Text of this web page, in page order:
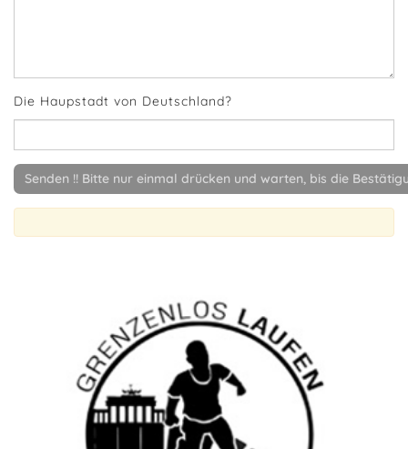
Die Haupstadt von Deutschland?